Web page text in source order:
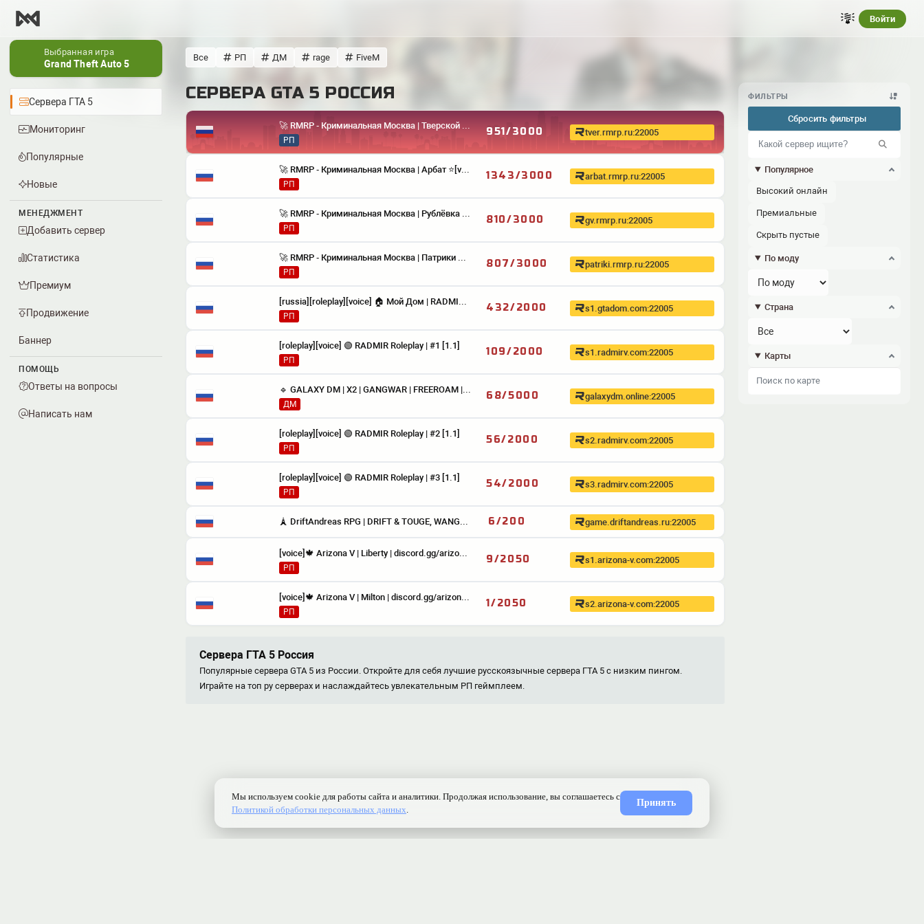
Войти
Выбранная игра
Grand Theft Auto 5
Сервера ГТА 5
Мониторинг
Популярные
Новые
МЕНЕДЖМЕНТ
Добавить сервер
Статистика
Премиум
Продвижение
Баннер
ПОМОЩЬ
Ответы на вопросы
Написать нам
Все РП ДМ rage FiveM
СЕРВЕРА GTA 5 РОССИЯ
🚀 RMRP ‐ Криминальная Москва | Тверской ⭐️[voice] [1.1]
РП
951/3000 tver.rmrp.ru:22005
🚀 RMRP ‐ Криминальная Москва | Арбат ⭐️[voice] [1.1]
РП
1343/3000 arbat.rmrp.ru:22005
🚀 RMRP ‐ Криминальная Москва | Рублёвка ⭐️[voice] [1.1]
РП
810/3000 gv.rmrp.ru:22005
🚀 RMRP ‐ Криминальная Москва | Патрики ⭐️[voice] [1.1]
РП
807/3000 patriki.rmrp.ru:22005
[russia][roleplay][voice] 🏠 Мой Дом | RADMIR RP [1.1]
РП
432/2000 s1.gtadom.com:22005
[roleplay][voice] 🟢 RADMIR Roleplay | #1 [1.1]
РП
109/2000 s1.radmirv.com:22005
🔹 GALAXY DM | X2 | GANGWAR | FREEROAM | DRIFT | discord.gg/galaxydm [1.1]
ДМ
68/5000 galaxydm.online:22005
[roleplay][voice] 🟢 RADMIR Roleplay | #2 [1.1]
РП
56/2000 s2.radmirv.com:22005
[roleplay][voice] 🟢 RADMIR Roleplay | #3 [1.1]
РП
54/2000 s3.radmirv.com:22005
🗼 DriftAndreas RPG | DRIFT & TOUGE, WANGAN, MAPS | v1.6.5.8 | Summer DriftPass [1.1] 6/200 game.driftandreas.ru:22005
[voice]🍁 Arizona V | Liberty | discord.gg/arizona [1.1]
РП
9/2050 s1.arizona-v.com:22005
[voice]🍁 Arizona V | Milton | discord.gg/arizona [1.1]
РП
1/2050 s2.arizona-v.com:22005
Сервера ГТА 5 Россия
Популярные сервера GTA 5 из России. Откройте для себя лучшие русскоязычные сервера ГТА 5 с низким пингом.
Играйте на топ ру серверах и наслаждайтесь увлекательным РП геймплеем.
ФИЛЬТРЫ
Сбросить фильтры
Популярное
Высокий онлайн
Премиальные
Скрыть пустые
По моду
Страна
Карты